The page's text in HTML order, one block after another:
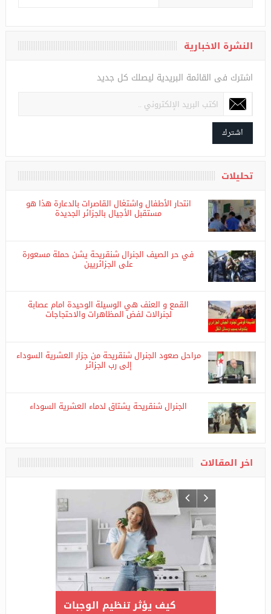
النشرة الاخبارية
اشترك فى القائمة البريدية ليصلك كل جديد
اشترك
تحليلات
انتحار الأطفال واشتغال القاصرات بالدعارة هذا هو
مستقبل الأجيال بالجزائر الجديدة
في حر الصيف الجنرال شنقريحة يشن حملة مسعورة
على الجزائريين
القمع و العنف هي الوسيلة الوحيدة امام عصابة
لجنرالات لفض المظاهرات والاحتجاجات
مراحل صعود الجنرال شنقريحة من جزار العشرية السوداء
إلى رب الجزائر
الجنرال شنقريحة يشتاق لدماء العشرية السوداء
اخر المقالات
كيف يؤثر تنظيم الوجبات